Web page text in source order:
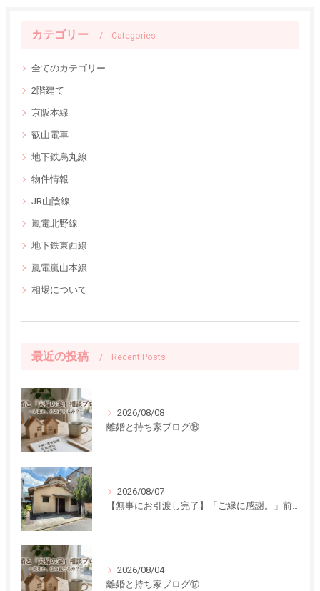
カテゴリー Categories
全てのカテゴリー
2階建て
京阪本線
叡山電車
地下鉄烏丸線
物件情報
JR山陰線
嵐電北野線
地下鉄東西線
嵐電嵐山本線
相場について
最近の投稿 Recent Posts
2026/08/08
離婚と持ち家ブログ⑱
2026/08/07
【無事にお引渡し完了】「ご縁に感謝。」前回ご紹介した中古一戸建てのお引渡しが終了しました
2026/08/04
離婚と持ち家ブログ⑰